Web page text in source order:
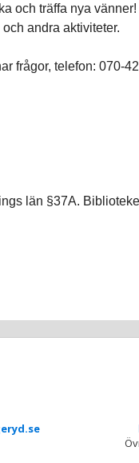
och träffa nya vänner!
andra aktiviteter.
frågor, telefon: 070-
län §37A.